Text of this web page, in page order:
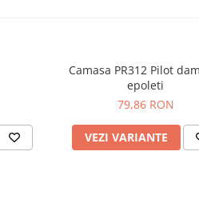
Camasa PR312 Pilot
epoleti
79,86 RON
VEZI VARIANTE